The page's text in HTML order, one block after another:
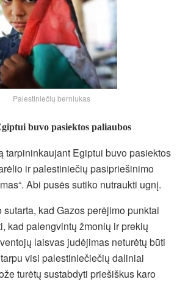
Palestiniečių berniukas
buvo pasiektos paliaubos
tarpininkaujant Egiptui buvo pasiektos
ir palestiniečių pasipriešinimo
Abi pusės sutiko nutraukti ugnį.
kad Gazos perėjimo punktai
kad palengvintų žmonių ir prekių
laisvas judėjimas neturėtų būti
visi palestiniečiečių daliniai
turėtų sustabdyti priešiškus karo